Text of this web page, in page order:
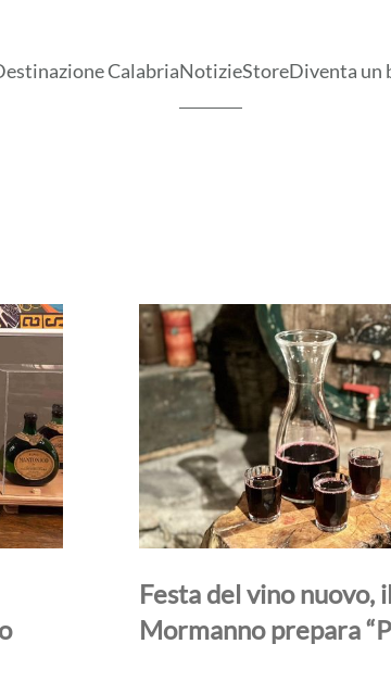
CalabriaNotizieStoreDiventa un
Festa del vino nuovo,
Mormanno prepara